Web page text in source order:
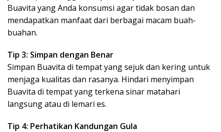
Buavita yang Anda konsumsi agar tidak bosan dan
mendapatkan manfaat dari berbagai macam buah-
buahan.
Tip 3: Simpan dengan Benar
Simpan Buavita di tempat yang sejuk dan kering untuk
menjaga kualitas dan rasanya. Hindari menyimpan
Buavita di tempat yang terkena sinar matahari
langsung atau di lemari es.
Tip 4: Perhatikan Kandungan Gula